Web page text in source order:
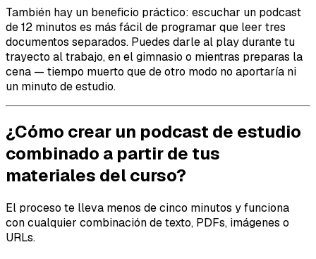
También hay un beneficio práctico: escuchar un podcast
de 12 minutos es más fácil de programar que leer tres
documentos separados. Puedes darle al play durante tu
trayecto al trabajo, en el gimnasio o mientras preparas la
cena — tiempo muerto que de otro modo no aportaría ni
un minuto de estudio.
¿Cómo crear un podcast de estudio
combinado a partir de tus
materiales del curso?
El proceso te lleva menos de cinco minutos y funciona
con cualquier combinación de texto, PDFs, imágenes o
URLs.